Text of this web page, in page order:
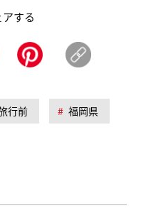
する
行前 福岡県